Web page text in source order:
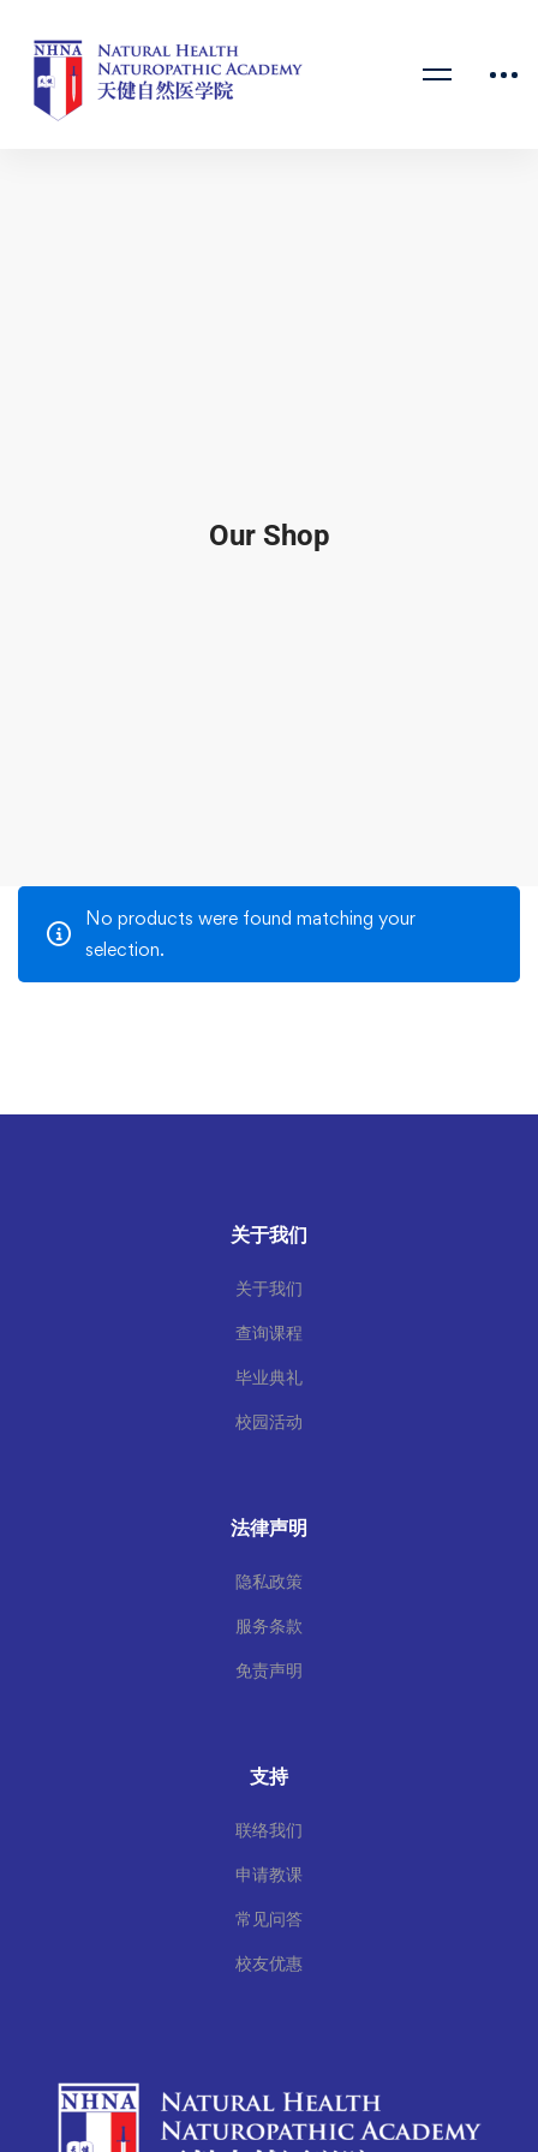
Our Shop
No products were found matching your
selection.
关于我们
关于我们
查询课程
毕业典礼
校园活动
法律声明
隐私政策
服务条款
免责声明
支持
联络我们
申请教课
常见问答
校友优惠